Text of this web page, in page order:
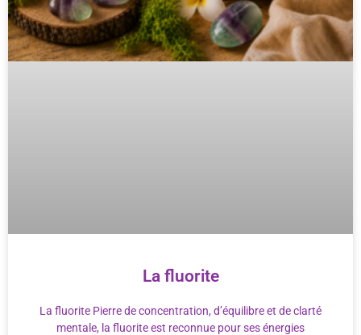
La fluorite
La fluorite Pierre de concentration, d’équilibre et de clarté
mentale, la fluorite est reconnue pour ses énergies